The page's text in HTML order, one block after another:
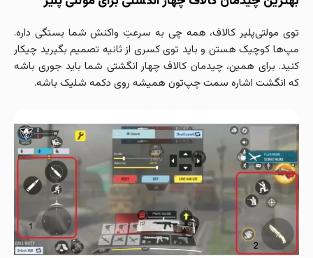
توی مولتی‌پلیر کالاف، همه چی به سرعتِ واکنش شما بستگی داره.
مپ‌ها کوچیک هستن و باید توی کسری از ثانیه تصمیم بگیرید چیکار
کنید. برای همین، چیدمان کالاف چهار انگشتی شما باید جوری باشه
که انگشت اشاره سمت چپ‌تون همیشه روی دکمه شلیک باشه.